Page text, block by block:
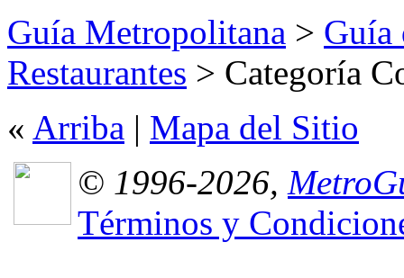
Guía Metropolitana > Guía
Restaurantes > Categoría
« Arriba | Mapa del Sitio
© 1996-2026,
Términos y